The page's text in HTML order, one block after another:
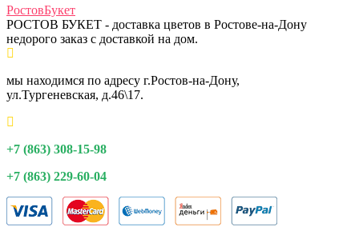
РостовБукет
РОСТОВ БУКЕТ - доставка цветов в Ростове-на-Дону
недорого заказ с доставкой на дом.
мы находимся по адресу г.Ростов-на-Дону,
ул.Тургеневская, д.46\17.
+7 (863) 308-15-98
+7 (863) 229-60-04